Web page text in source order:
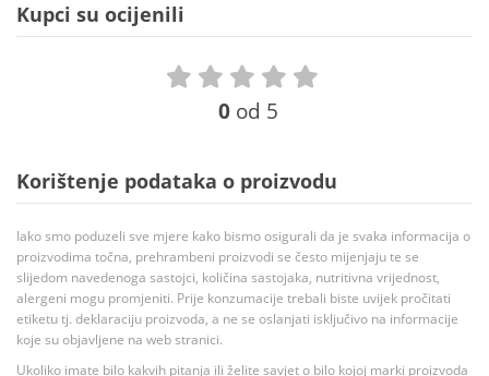
Kupci su ocijenili
0 od 5
Korištenje podataka o proizvodu
Iako smo poduzeli sve mjere kako bismo osigurali da je svaka informacija o
proizvodima točna, prehrambeni proizvodi se često mijenjaju te se
slijedom navedenoga sastojci, količina sastojaka, nutritivna vrijednost,
alergeni mogu promjeniti. Prije konzumacije trebali biste uvijek pročitati
etiketu tj. deklaraciju proizvoda, a ne se oslanjati isključivo na informacije
koje su objavljene na web stranici.
Ukoliko imate bilo kakvih pitanja ili želite savjet o bilo kojoj marki proizvoda